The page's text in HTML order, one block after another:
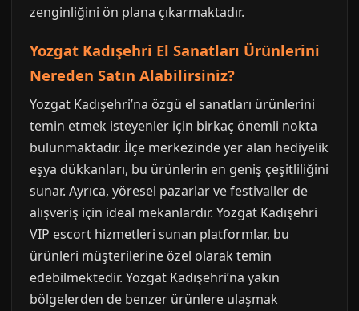
zenginliğini ön plana çıkarmaktadır.
Yozgat Kadışehri El Sanatları Ürünlerini
Nereden Satın Alabilirsiniz?
Yozgat Kadışehri’na özgü el sanatları ürünlerini
temin etmek isteyenler için birkaç önemli nokta
bulunmaktadır. İlçe merkezinde yer alan hediyelik
eşya dükkanları, bu ürünlerin en geniş çeşitliliğini
sunar. Ayrıca, yöresel pazarlar ve festivaller de
alışveriş için ideal mekanlardır. Yozgat Kadışehri
VIP escort hizmetleri sunan platformlar, bu
ürünleri müşterilerine özel olarak temin
edebilmektedir. Yozgat Kadışehri’na yakın
bölgelerden de benzer ürünlere ulaşmak